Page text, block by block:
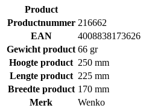
Product
Productnummer 216662
EAN
4008838173626
Gewicht product 66 gr
Hoogte product 250 mm
Lengte product 225 mm
Breedte product 170 mm
Merk
Wenko